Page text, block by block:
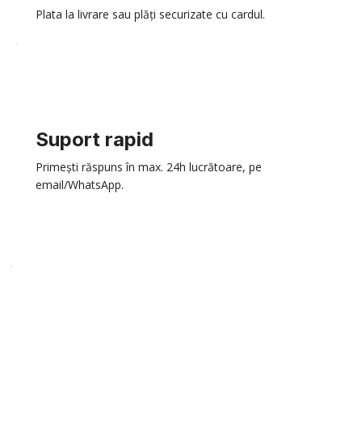
Plata la livrare sau plăți securizate cu cardul.
Suport rapid
Primești răspuns în max. 24h lucrătoare, pe
email/WhatsApp.